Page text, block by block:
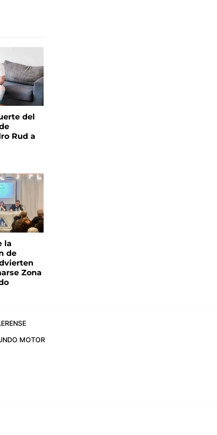
del
Rud a
la
de
Zona
MOTOR